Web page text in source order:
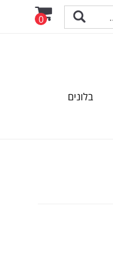
0
בלונים